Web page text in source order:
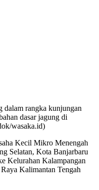
rangka kunjungan
dasar jagung di
wasaka.id)
Kecil Mikro Menengah
Selatan, Kota Banjarbaru
Kelurahan Kalampangan
Kalimantan Tengah